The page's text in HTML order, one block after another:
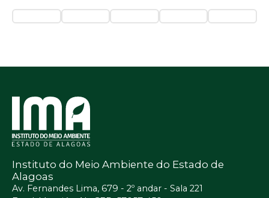
Instituto do Meio Ambiente do Estado de
Alagoas
Av. Fernandes Lima, 679 - 2º andar - Sala 221